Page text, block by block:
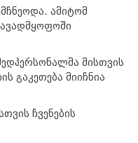
ამიტომ
მისთვის
გაკეთება მიიჩნია
ჩვენების